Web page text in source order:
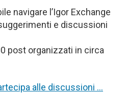
navigare l’Igor Exchange
e discussioni
post organizzati in circa
alle discussioni …